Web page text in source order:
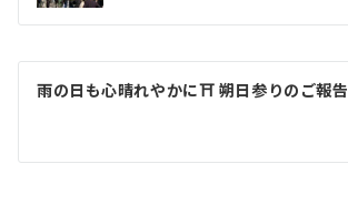
雨の日も心晴れやかに⛩️ 朔日参りのご報告